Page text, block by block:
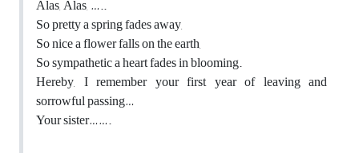
Alas, Alas, …..
So pretty a spring fades away,
So nice a flower falls on the earth,
So sympathetic a heart fades in blooming.
Hereby, I remember your first year of leaving and
sorrowful passing…
Your sister…….